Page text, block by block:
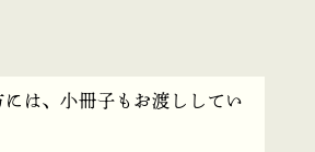
は、小冊子もお渡ししてい